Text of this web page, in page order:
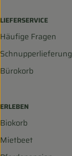
LIEFERSERVICE
Häufige Fragen
Schnupperlieferung
Bürokorb
ERLEBEN
Biokorb
Mietbeet